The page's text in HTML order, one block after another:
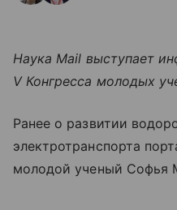
Наука Mail выступает
V Конгресса молодых
Ранее о развитии
электротранспорта
молодой ученый Софья